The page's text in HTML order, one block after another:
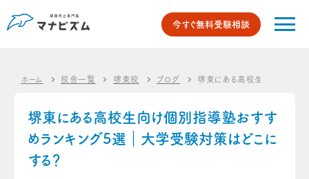
今すぐ無料受験相談
ホーム 校舎一覧 堺東校 ブログ 堺東にある高校生向け個別指
堺東にある高校生向け個別指導塾おすす
めランキング5選｜大学受験対策はどこに
する？